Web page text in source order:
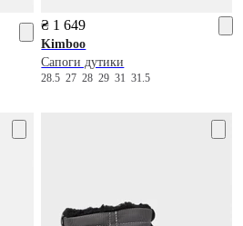
₴ 1 649
Kimboo
Сапоги дутики
28.52728293131.5